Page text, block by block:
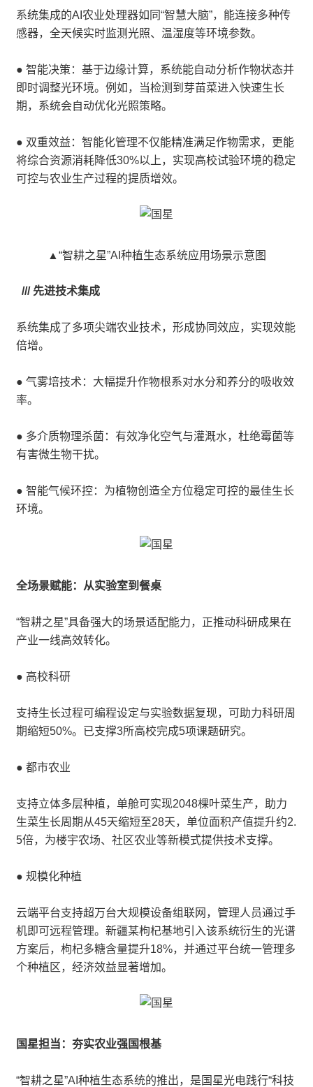
系统集成的AI农业处理器如同“智慧大脑”，能连接多种传
感器，全天候实时监测光照、温湿度等环境参数。
● 智能决策：基于边缘计算，系统能自动分析作物状态并
即时调整光环境。例如，当检测到芽苗菜进入快速生长
期，系统会自动优化光照策略。
● 双重效益：智能化管理不仅能精准满足作物需求，更能
将综合资源消耗降低30%以上，实现高校试验环境的稳定
可控与农业生产过程的提质增效。
▲“智耕之星”AI种植生态系统应用场景示意图
/// 先进技术集成
系统集成了多项尖端农业技术，形成协同效应，实现效能
倍增。
● 气雾培技术：大幅提升作物根系对水分和养分的吸收效
率。
● 多介质物理杀菌：有效净化空气与灌溉水，杜绝霉菌等
有害微生物干扰。
● 智能气候环控：为植物创造全方位稳定可控的最佳生长
环境。
全场景赋能：从实验室到餐桌
“智耕之星”具备强大的场景适配能力，正推动科研成果在
产业一线高效转化。
● 高校科研
支持生长过程可编程设定与实验数据复现，可助力科研周
期缩短50%。已支撑3所高校完成5项课题研究。
● 都市农业
支持立体多层种植，单舱可实现2048棵叶菜生产，助力
生菜生长周期从45天缩短至28天，单位面积产值提升约2.
5倍，为楼宇农场、社区农业等新模式提供技术支撑。
● 规模化种植
云端平台支持超万台大规模设备组联网，管理人员通过手
机即可远程管理。新疆某枸杞基地引入该系统衍生的光谱
方案后，枸杞多糖含量提升18%，并通过平台统一管理多
个种植区，经济效益显著增加。
国星担当：夯实农业强国根基
“智耕之星”AI种植生态系统的推出，是国星光电践行“科技